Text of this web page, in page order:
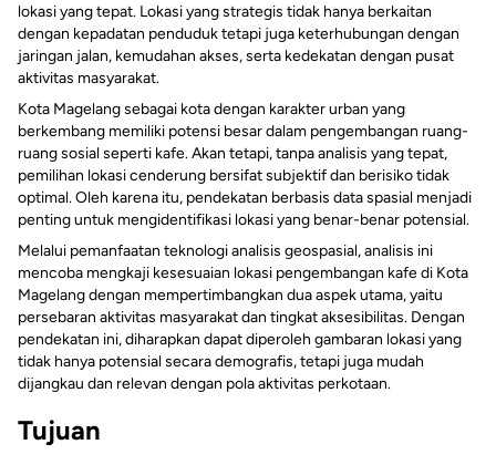
lokasi yang tepat. Lokasi yang strategis tidak hanya berkaitan
dengan kepadatan penduduk tetapi juga keterhubungan dengan
jaringan jalan, kemudahan akses, serta kedekatan dengan pusat
aktivitas masyarakat.
Kota Magelang sebagai kota dengan karakter urban yang
berkembang memiliki potensi besar dalam pengembangan ruang-
ruang sosial seperti kafe. Akan tetapi, tanpa analisis yang tepat,
pemilihan lokasi cenderung bersifat subjektif dan berisiko tidak
optimal. Oleh karena itu, pendekatan berbasis data spasial menjadi
penting untuk mengidentifikasi lokasi yang benar-benar potensial.
Melalui pemanfaatan teknologi analisis geospasial, analisis ini
mencoba mengkaji kesesuaian lokasi pengembangan kafe di Kota
Magelang dengan mempertimbangkan dua aspek utama, yaitu
persebaran aktivitas masyarakat dan tingkat aksesibilitas. Dengan
pendekatan ini, diharapkan dapat diperoleh gambaran lokasi yang
tidak hanya potensial secara demografis, tetapi juga mudah
dijangkau dan relevan dengan pola aktivitas perkotaan.
Tujuan